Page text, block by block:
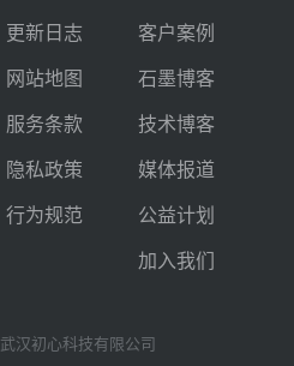
更新日志
网站地图
服务条款
隐私政策
行为规范
客户案例
石墨博客
技术博客
媒体报道
公益计划
加入我们
武汉初心科技有限公司